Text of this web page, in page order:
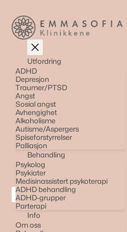
content
Utfordring
ADHD
Depresjon
Traumer/PTSD
Angst
Sosial angst
Avhengighet
Alkoholisme
Autisme/Aspergers
Spiseforstyrrelser
Palliasjon
Behandling
Psykolog
Psykiater
Medisinassistert psykoterapi
ADHD behandling
ADHD-grupper
Parterapi
Info
Om oss